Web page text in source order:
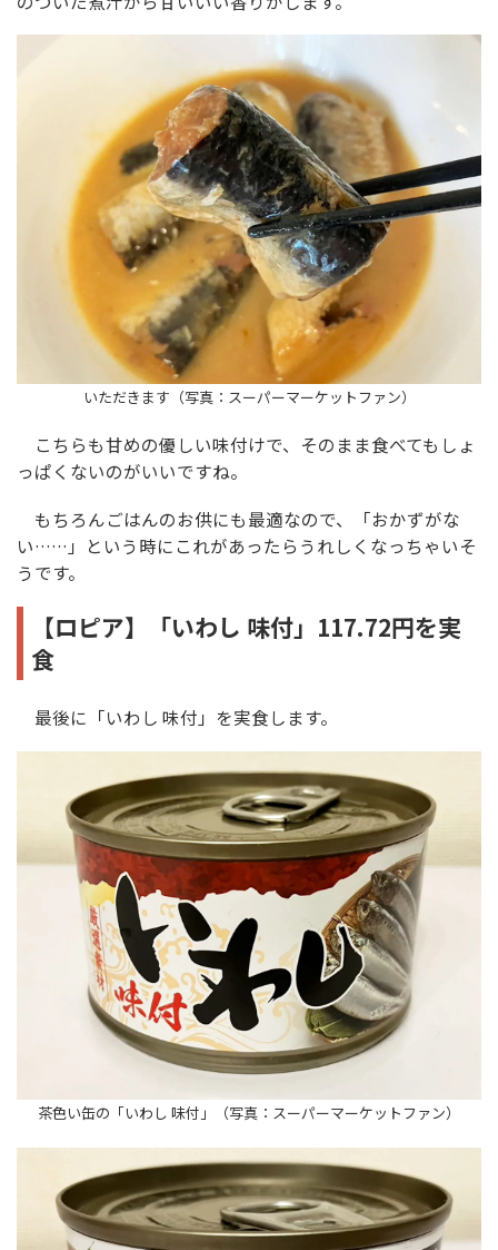
いただきます（写真：スーパーマーケットファン）
こちらも甘めの優しい味付けで、そのまま食べてもしょ
っぱくないのがいいですね。
もちろんごはんのお供にも最適なので、「おかずがな
い……」という時にこれがあったらうれしくなっちゃいそ
うです。
【ロピア】「いわし 味付」117.72円を実
食
最後に「いわし 味付」を実食します。
茶色い缶の「いわし 味付」（写真：スーパーマーケットファン）